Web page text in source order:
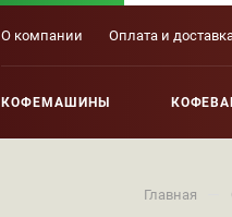
О компании Оплата и
КОФЕМАШИНЫ
Главная